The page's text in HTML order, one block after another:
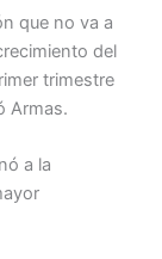
que no va a
del
trimestre
Armas.
a la